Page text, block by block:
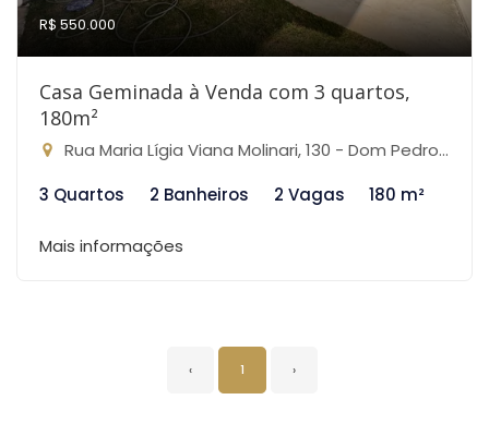
R$ 550.000
Casa Geminada à Venda com 3 quartos,
180m²
Rua Maria Lígia Viana Molinari, 130 - Dom Pedro I, São José da Lapa-MG
3 Quartos
2 Banheiros 2 Vagas 180 m²
Mais informações
‹ 1 ›